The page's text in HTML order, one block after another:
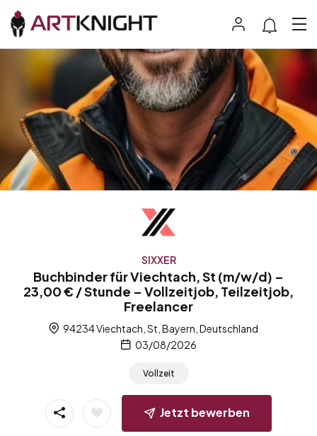
SIXXER
Buchbinder für Viechtach, St (m/w/d) –
23,00 € / Stunde – Vollzeitjob, Teilzeitjob,
Freelancer
94234 Viechtach, St, Bayern, Deutschland
03/08/2026
Vollzeit
Jetzt bewerben